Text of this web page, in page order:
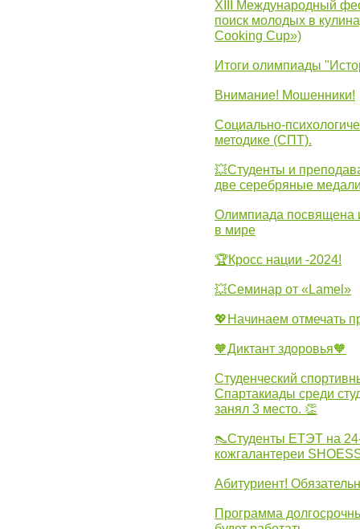
XIII Международный
поиск молодых в
Cooking Cup»)
Итоги олимпиады
Внимание! Мошенники!
Социально-
методике (СПТ).
💥Студенты и
две серебряные
Олимпиада посвящена
в мире
🏆Кросс нации -2024!
💥Семинар от «Lamel»
💖Начинаем отмечать
🧡Диктант здоровья🧡
Студенческий
Спартакиады среди
занял 3 место. 👏
👠Студенты ЕТЭТ на
кожгалантереи
Абитуриент!
Программа